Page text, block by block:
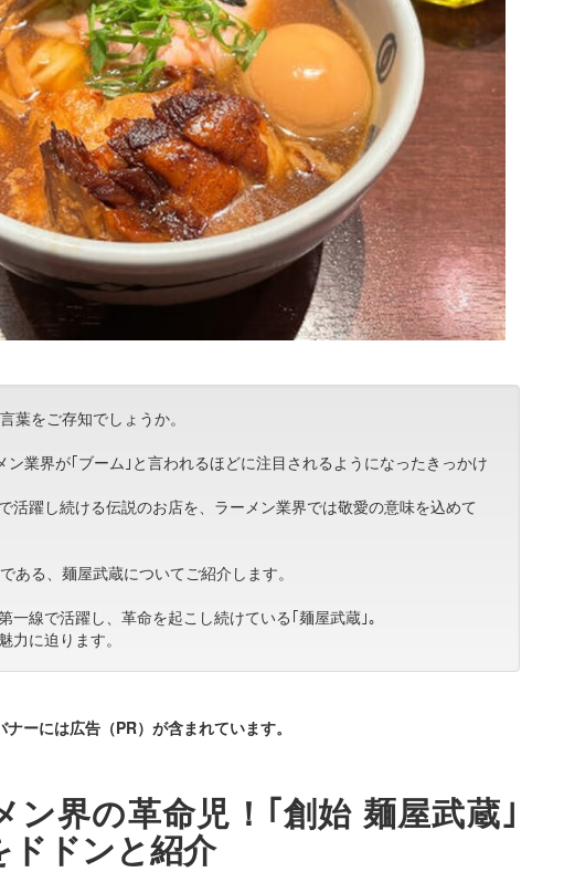
葉をご存知でしょうか。
業界が｢ブーム｣と言われるほどに注目されるようになったきっかけ
活躍し続ける伝説のお店を、ラーメン業界では敬愛の意味を込めて
ある、麺屋武蔵についてご紹介します。
一線で活躍し、革命を起こし続けている｢麺屋武蔵｣。
力に迫ります。
ーには広告（PR）が含まれています。
ン界の革命児！｢創始 麺屋武蔵｣
ドドンと紹介